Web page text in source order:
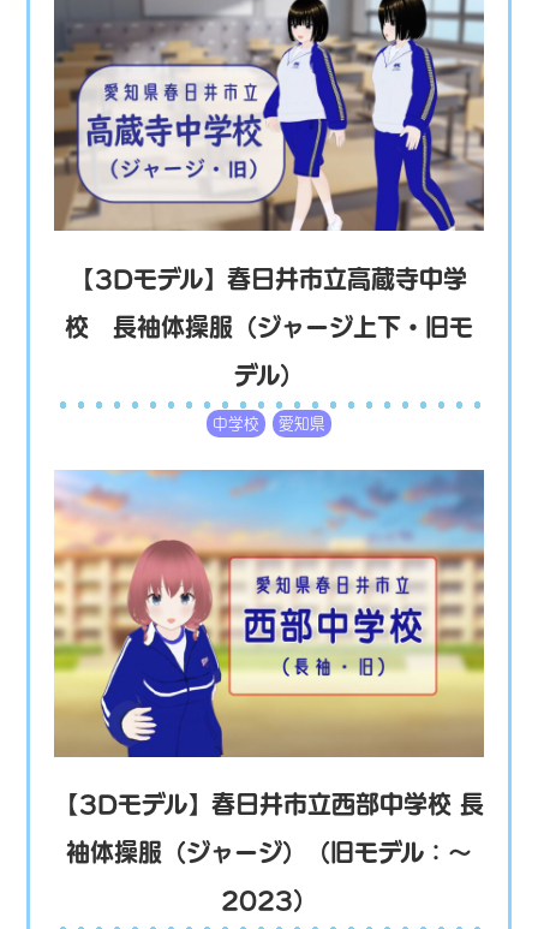
【3Dモデル】春日井市立高蔵寺中学
校 長袖体操服（ジャージ上下・旧モ
デル）
中学校 愛知県
【3Dモデル】春日井市立西部中学校 長
袖体操服（ジャージ）（旧モデル：〜
2023）